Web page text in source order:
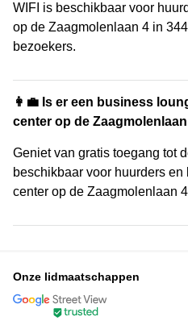
WIFI is beschikbaar voor
op de Zaagmolenlaan 4 in
bezoekers.
👩‍💼 Is er een business
center op de
Geniet van gratis toegang tot
beschikbaar voor huurders
center op de Zaagmolenlaan
Onze lidmaatschappen